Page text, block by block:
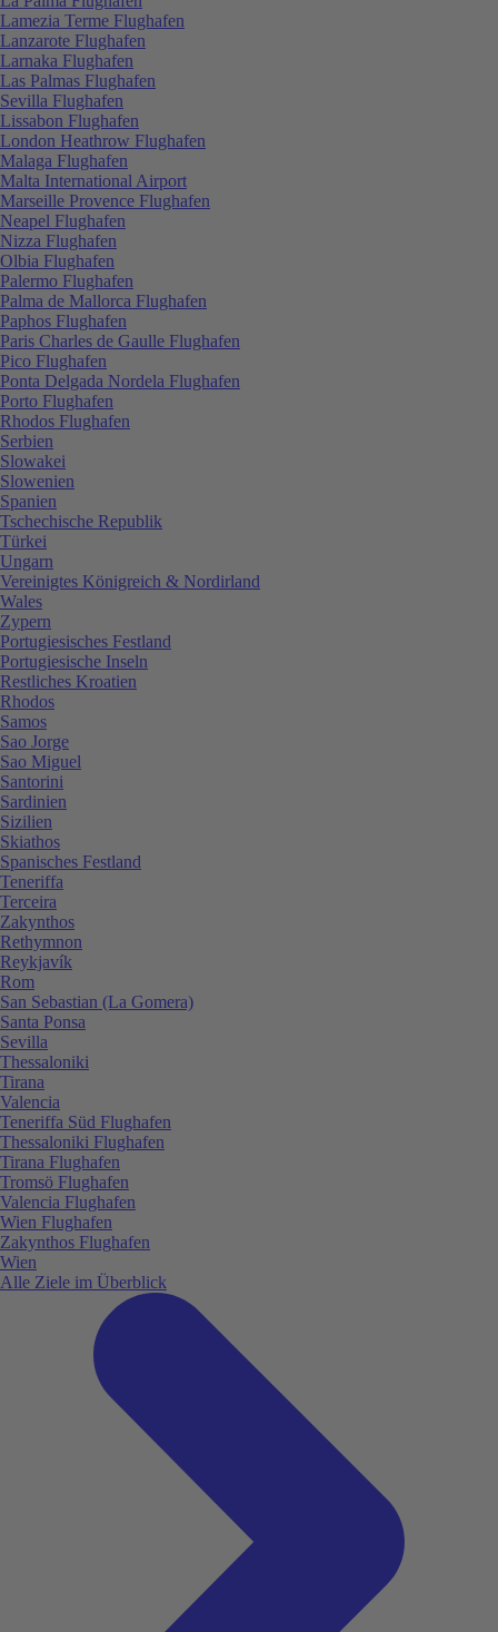
Lamezia Terme Flughafen
Lanzarote Flughafen
Larnaka Flughafen
Las Palmas Flughafen
Sevilla Flughafen
Lissabon Flughafen
London Heathrow Flughafen
Malaga Flughafen
Malta International Airport
Marseille Provence Flughafen
Neapel Flughafen
Nizza Flughafen
Olbia Flughafen
Palermo Flughafen
Palma de Mallorca Flughafen
Paphos Flughafen
Paris Charles de Gaulle Flughafen
Pico Flughafen
Ponta Delgada Nordela Flughafen
Porto Flughafen
Rhodos Flughafen
Serbien
Slowakei
Slowenien
Spanien
Tschechische Republik
Türkei
Ungarn
Vereinigtes Königreich & Nordirland
Wales
Zypern
Portugiesisches Festland
Portugiesische Inseln
Restliches Kroatien
Rhodos
Samos
Sao Jorge
Sao Miguel
Santorini
Sardinien
Sizilien
Skiathos
Spanisches Festland
Teneriffa
Terceira
Zakynthos
Rethymnon
Reykjavík
Rom
San Sebastian (La Gomera)
Santa Ponsa
Sevilla
Thessaloniki
Tirana
Valencia
Teneriffa Süd Flughafen
Thessaloniki Flughafen
Tirana Flughafen
Tromsö Flughafen
Valencia Flughafen
Wien Flughafen
Zakynthos Flughafen
Wien
Alle Ziele im Überblick